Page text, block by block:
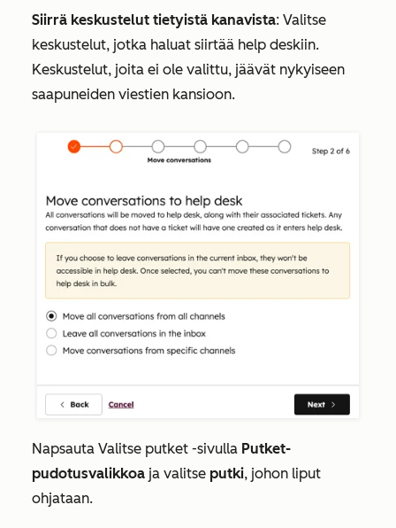
Siirrä keskustelut tietyistä kanavista: Valitse
keskustelut, jotka haluat siirtää help deskiin.
Keskustelut, joita ei ole valittu, jäävät nykyiseen
saapuneiden viestien kansioon.
Napsauta Valitse putket -sivulla Putket-
pudotusvalikkoa ja valitse putki, johon liput
ohjataan.